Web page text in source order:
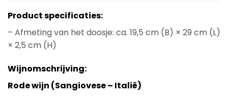
Product specificaties:
– Afmeting van het doosje: ca. 19,5 cm (B) × 29 cm (L)
× 2,5 cm (H)
Wijnomschrijving:
Rode wijn (Sangiovese – Italië)